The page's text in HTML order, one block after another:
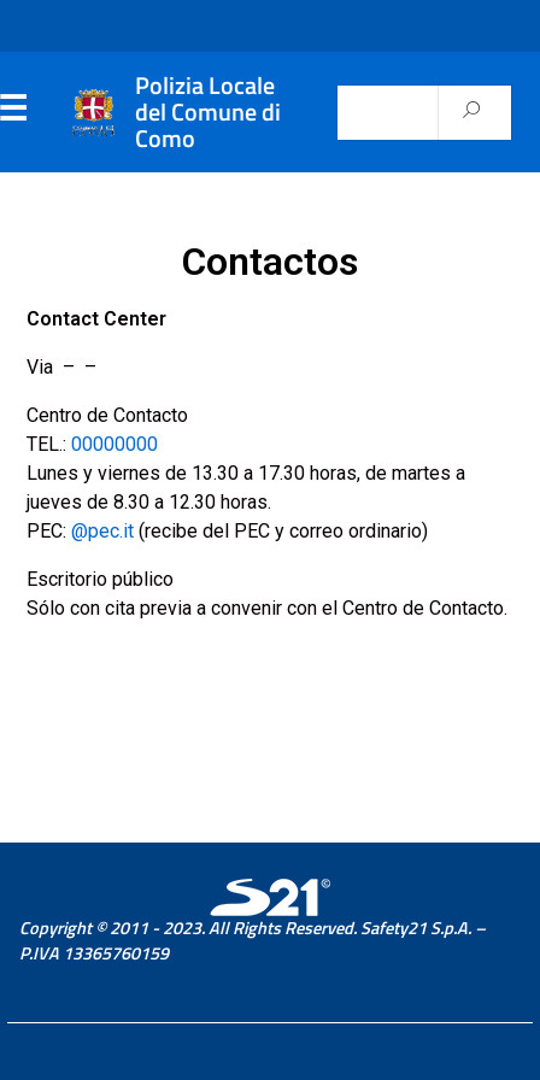
Polizia Locale
del Comune di
Como
Contactos
Contact Center
Via – –
Centro de Contacto
TEL.: 00000000
Lunes y viernes de 13.30 a 17.30 horas, de martes a
jueves de 8.30 a 12.30 horas.
PEC: @pec.it (recibe del PEC y correo ordinario)
Escritorio público
Sólo con cita previa a convenir con el Centro de Contacto.
Copyright © 2011 - 2023. All Rights Reserved. Safety21 S.p.A. –
P.IVA 13365760159